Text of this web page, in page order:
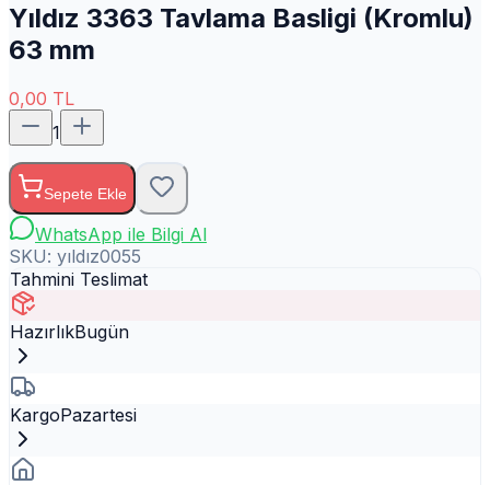
Yıldız 3363 Tavlama Basligi (Kromlu)
63 mm
0,00 TL
1
Sepete Ekle
WhatsApp ile Bilgi Al
SKU: yıldız0055
Tahmini Teslimat
HazırlıkBugün
KargoPazartesi